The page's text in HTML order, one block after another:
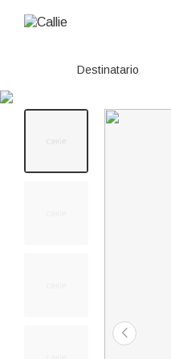
Destinatario